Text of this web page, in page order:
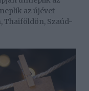
az újévet
Thaiföldön, Szaúd-